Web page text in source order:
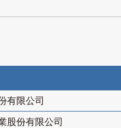
有限公司
股份有限公司